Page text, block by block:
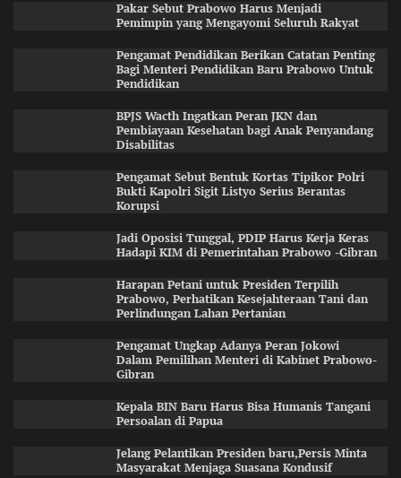
Pakar Sebut Prabowo Harus Menjadi
Pemimpin yang Mengayomi Seluruh Rakyat
Pengamat Pendidikan Berikan Catatan Penting
Bagi Menteri Pendidikan Baru Prabowo Untuk
Pendidikan
BPJS Wacth Ingatkan Peran JKN dan
Pembiayaan Kesehatan bagi Anak Penyandang
Disabilitas
Pengamat Sebut Bentuk Kortas Tipikor Polri
Bukti Kapolri Sigit Listyo Serius Berantas
Korupsi
Jadi Oposisi Tunggal, PDIP Harus Kerja Keras
Hadapi KIM di Pemerintahan Prabowo -Gibran
Harapan Petani untuk Presiden Terpilih
Prabowo, Perhatikan Kesejahteraan Tani dan
Perlindungan Lahan Pertanian
Pengamat Ungkap Adanya Peran Jokowi
Dalam Pemilihan Menteri di Kabinet Prabowo-
Gibran
Kepala BIN Baru Harus Bisa Humanis Tangani
Persoalan di Papua
Jelang Pelantikan Presiden baru,Persis Minta
Masyarakat Menjaga Suasana Kondusif